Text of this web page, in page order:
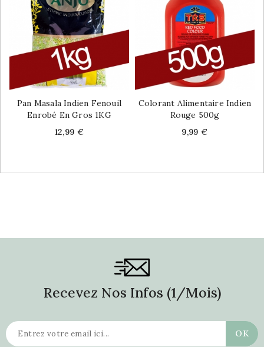
Pan Masala Indien Fenouil
Enrobé En Gros 1KG
Price
12,99 €
Colorant Alimentaire Indien
Rouge 500g
Price
9,99 €
Recevez Nos Infos (1/mois)